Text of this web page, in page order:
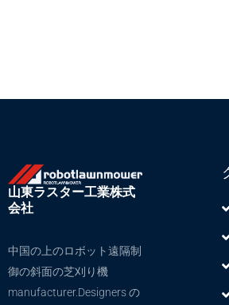
山東ラスター工業株式
会社
中国の上のロボット遠隔制
御の斜面の芝刈り機
manufacturer.Designers の